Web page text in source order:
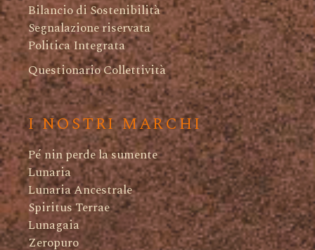
Bilancio di Sostenibilità
Segnalazione riservata
Politica Integrata
Questionario Collettività
I NOSTRI MARCHI
Pé nin perde la sumente
Lunaria
Lunaria Ancestrale
Spiritus Terrae
Lunagaia
Zeropuro